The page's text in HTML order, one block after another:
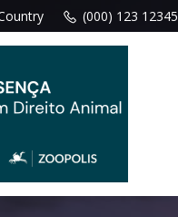
(000) 123 12345